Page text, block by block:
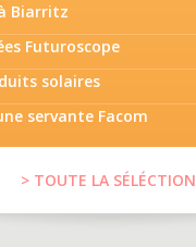
Biarritz
Futuroscope
solaires
servante Facom
> TOUTE LA SÉLÉCTION